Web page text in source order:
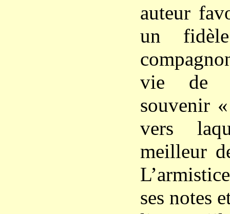
auteur
un
vie de
souvenir
vers
meilleur
ses notes